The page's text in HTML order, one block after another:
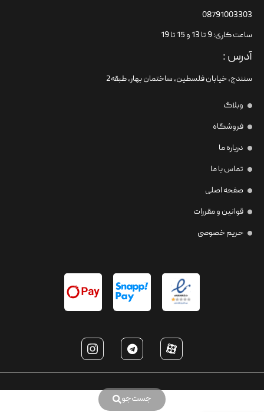
جست‌جو
08791003303
ساعت کاری: 9 تا 13 و 15 تا 19
آدرس :
سنندج، خیابان فلسطین،‌ ساختمان بهار، طبقه2
وبلاگ
فروشگاه
درباره ما
تماس با ما
صفحه اصلی
قوانین و مقررات
حریم خصوصی